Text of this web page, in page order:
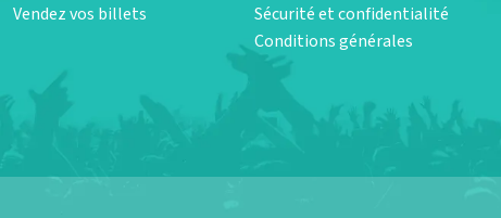
Vendez vos billets
Sécurité et confidentialité
Conditions générales